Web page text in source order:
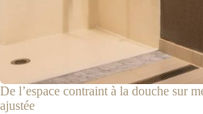
De l’espace contraint à la douche sur
ajustée